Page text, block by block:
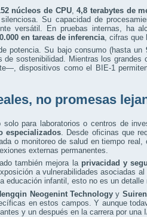
núcleos de CPU,4,8 terabytes de
Su capacidad de
versátil. En pruebas internas, ha
en tareas de inferencia , cifras
potencia. Su bajo consumo (hasta un
de sostenibilidad. Mientras los
dispositivos como el BIE-1
no promesas
para laboratorios o centros de
especializados . Desde oficinas que
o monitoreo de salud en tiempo
externas permanentes.
también mejora la privacidad y
a vulnerabilidades asociadas
educación infantil, esto no es un
Neogenint Technology y
en estos campos. Y aunque
y un después en la carrera por